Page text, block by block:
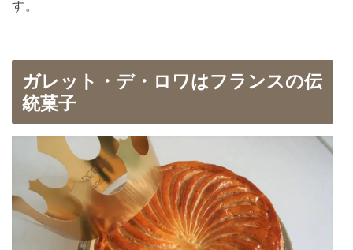
す。
ガレット・デ・ロワはフランスの伝
統菓子